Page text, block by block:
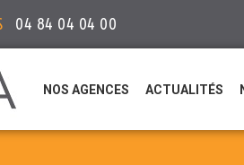
04 84 04 04 00
NOS AGENCES ACTUALITÉS